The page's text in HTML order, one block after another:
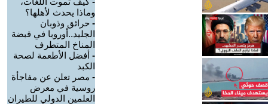
وماذا يحدث لأهلها؟
- حرائق وذوبان
الجليد..أوروبا في قبضة
المناخ المتطرف
- أفضل الأطعمة لصحة
الكبد
- مصر تعلن عن مفاجأة
روسية في معرض
العلمين الدولي للطيران